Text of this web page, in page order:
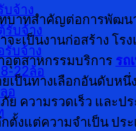
บจ้าง
รับจ้าง
รับจ้าง
22ล้อ
อ
บาทสำคัญต่อการพัฒน
จะเป็นงานก่อสร้าง โร
ตสาหกรรมบริการ รถ
เป็นทางเลือกอันดับห
ย ความรวดเร็ว และป
ตั้งแต่ความจำเป็น ประ